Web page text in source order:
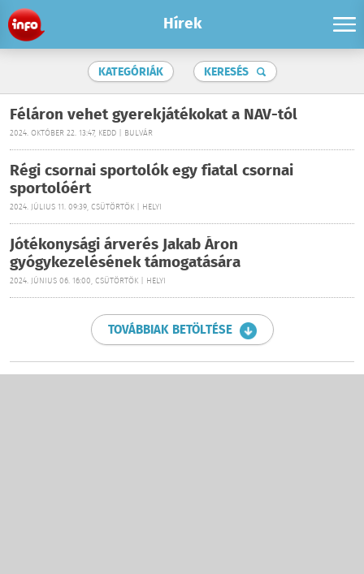
Hírek
KATEGÓRIÁK KERESÉS
Féláron vehet gyerekjátékokat a NAV-tól
2024. OKTÓBER 22. 13:47, KEDD | BULVÁR
Régi csornai sportolók egy fiatal csornai
sportolóért
2024. JÚLIUS 11. 09:39, CSÜTÖRTÖK | HELYI
Jótékonysági árverés Jakab Áron
gyógykezelésének támogatására
2024. JÚNIUS 06. 16:00, CSÜTÖRTÖK | HELYI
TOVÁBBIAK BETÖLTÉSE